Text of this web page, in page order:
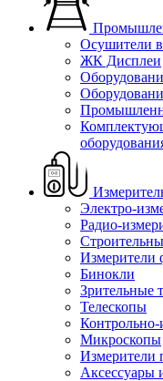
Осушители
ЖК Дисплеи
Электро-
Радио-
Измерители
Бинокли
Зрительные
Телескопы
Микроскопы
Измерители
Аксессуары